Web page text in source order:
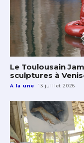
Le Toulousain
sculptures à
A la une 13 juillet 2026